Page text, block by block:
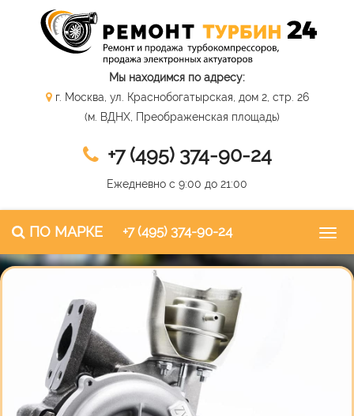
Мы находимся по адресу:
г. Москва, ул. Краснобогатырская, дом 2, стр. 26
(м. ВДНХ, Преображенская площадь)
+7 (495) 374-90-24
Ежедневно с 9:00 до 21:00
ПО МАРКЕ +7 (495) 374-90-24